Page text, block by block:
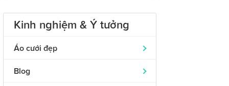
Kinh nghiệm & Ý tưởng
Áo cưới đẹp
Áo dài cưới
319
Blog